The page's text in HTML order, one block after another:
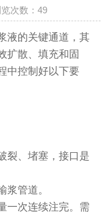
次数：49
液的关键通道，其
扩散、填充和固
中控制好以下要
裂、堵塞，接口是
浆管道。
一次连续注完。需